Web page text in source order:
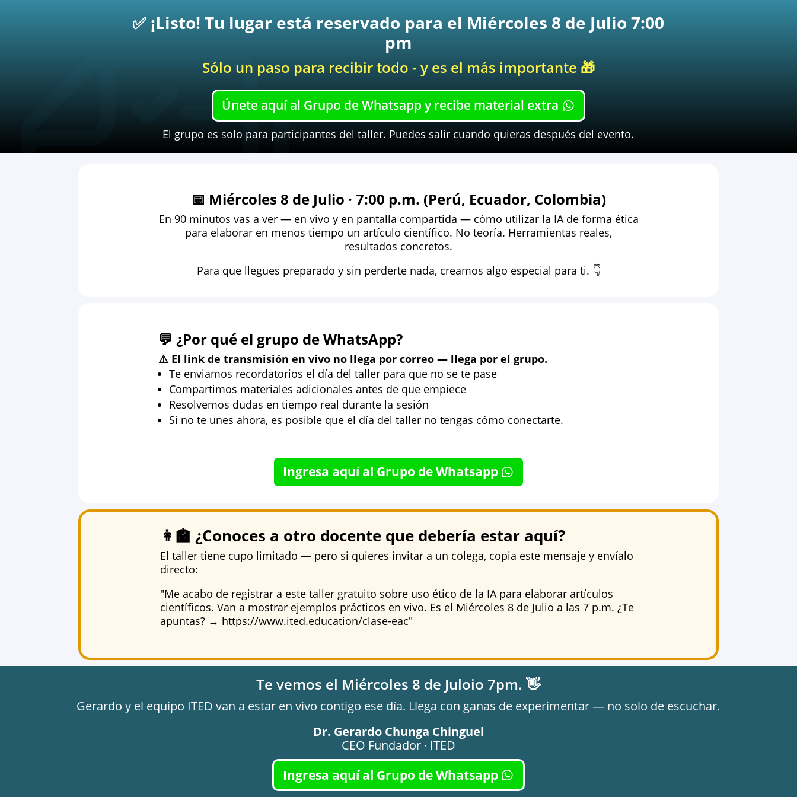
✅ ¡Listo! Tu lugar está reservado para el Miércoles 8 de Julio 7:00
pm
Sólo un paso para recibir todo - y es el más importante 🎁
Únete aquí al Grupo de Whatsapp y recibe material extra
El grupo es solo para participantes del taller. Puedes salir cuando quieras después del evento.
📅 Miércoles 8 de Julio · 7:00 p.m. (Perú, Ecuador, Colombia)
En 90 minutos vas a ver — en vivo y en pantalla compartida — cómo utilizar la IA de forma ética
para elaborar en menos tiempo un artículo científico. No teoría. Herramientas reales,
resultados concretos.
Para que llegues preparado y sin perderte nada, creamos algo especial para ti. 👇
💬 ¿Por qué el grupo de WhatsApp?
⚠️ El link de transmisión en vivo no llega por correo — llega por el grupo.
Te enviamos recordatorios el día del taller para que no se te pase
Compartimos materiales adicionales antes de que empiece
Resolvemos dudas en tiempo real durante la sesión
Si no te unes ahora, es posible que el día del taller no tengas cómo conectarte.
Ingresa aquí al Grupo de Whatsapp
👩‍🏫 ¿Conoces a otro docente que debería estar aquí?
El taller tiene cupo limitado — pero si quieres invitar a un colega, copia este mensaje y envíalo
directo:
"Me acabo de registrar a este taller gratuito sobre uso ético de la IA para elaborar artículos
científicos. Van a mostrar ejemplos prácticos en vivo. Es el Miércoles 8 de Julio a las 7 p.m. ¿Te
apuntas? → https://www.ited.education/clase-eac"
Te vemos el Miércoles 8 de Juloio 7pm. 👋
Gerardo y el equipo ITED van a estar en vivo contigo ese día. Llega con ganas de experimentar — no solo de escuchar.
Dr. Gerardo Chunga Chinguel
CEO Fundador · ITED
Ingresa aquí al Grupo de Whatsapp